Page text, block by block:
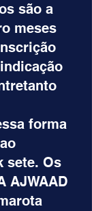
são a
meses
forma
sete. Os
AJWAAD